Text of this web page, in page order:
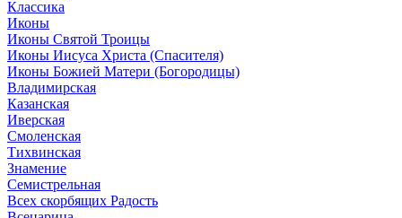
Классика
Иконы
Иконы Святой Троицы
Иконы Иисуса Христа (Спасителя)
Иконы Божией Матери (Богородицы)
Владимирская
Казанская
Иверская
Смоленская
Тихвинская
Знамение
Семистрельная
Всех скорбящих Радость